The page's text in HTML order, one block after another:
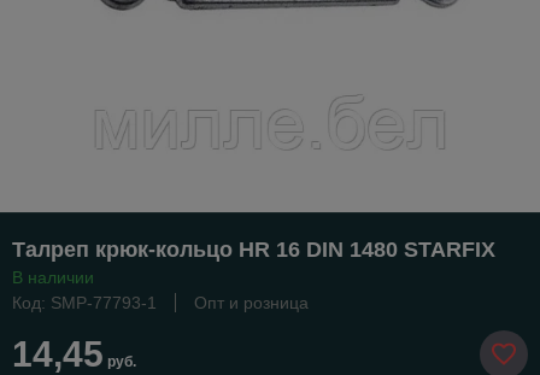
Талреп крюк-кольцо HR 16 DIN 1480 STARFIX
В наличии
Код: SMP-77793-1
Опт и розница
14,45 руб.